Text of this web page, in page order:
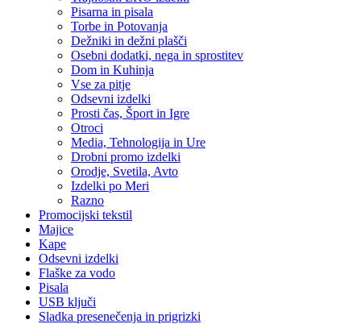
Pisarna in pisala
Torbe in Potovanja
Dežniki in dežni plašči
Osebni dodatki, nega in sprostitev
Dom in Kuhinja
Vse za pitje
Odsevni izdelki
Prosti čas, Šport in Igre
Otroci
Media, Tehnologija in Ure
Drobni promo izdelki
Orodje, Svetila, Avto
Izdelki po Meri
Razno
Promocijski tekstil
Majice
Kape
Odsevni izdelki
Flaške za vodo
Pisala
USB ključi
Sladka presenečenja in prigrizki